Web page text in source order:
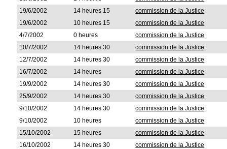
19/6/2002
14 heures 15
commission de la Justice
19/6/2002
10 heures 15
commission de la Justice
4/7/2002
0 heures
commission de la Justice
10/7/2002
14 heures 30
commission de la Justice
12/7/2002
14 heures 30
commission de la Justice
16/7/2002
14 heures
commission de la Justice
19/9/2002
14 heures 30
commission de la Justice
25/9/2002
14 heures 30
commission de la Justice
9/10/2002
14 heures 30
commission de la Justice
9/10/2002
10 heures
commission de la Justice
15/10/2002
15 heures
commission de la Justice
16/10/2002
14 heures 30
commission de la Justice